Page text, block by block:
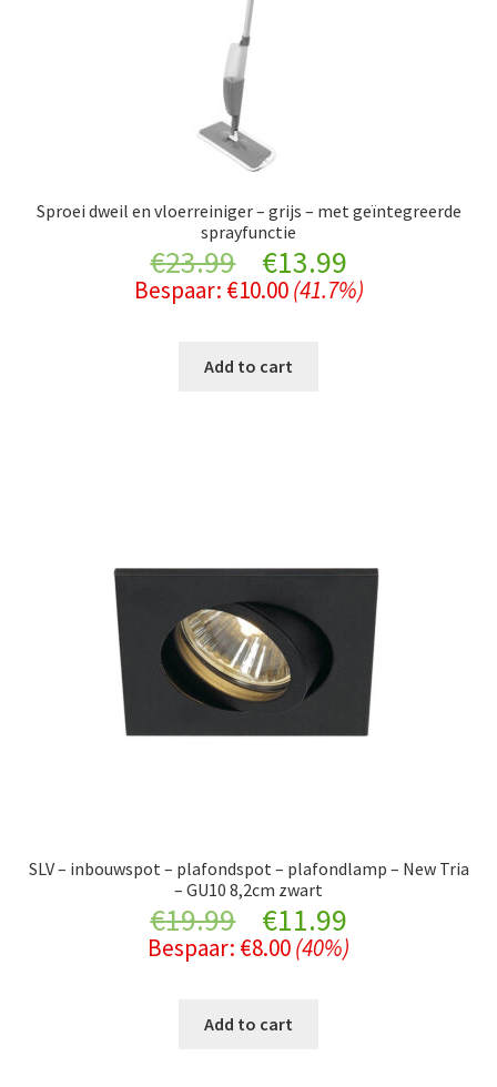
Sproei dweil en vloerreiniger – grijs – met geïntegreerde
sprayfunctie
€23.99
Original
price
was:
€13.99Current
price
Bespaar: €10.00 (41.7%)
Add to cart
SLV – inbouwspot – plafondspot – plafondlamp – New Tria
– GU10 8,2cm zwart
€19.99
Original
price
was:
€11.99Current
price
Bespaar: €8.00(40%)
Add to cart